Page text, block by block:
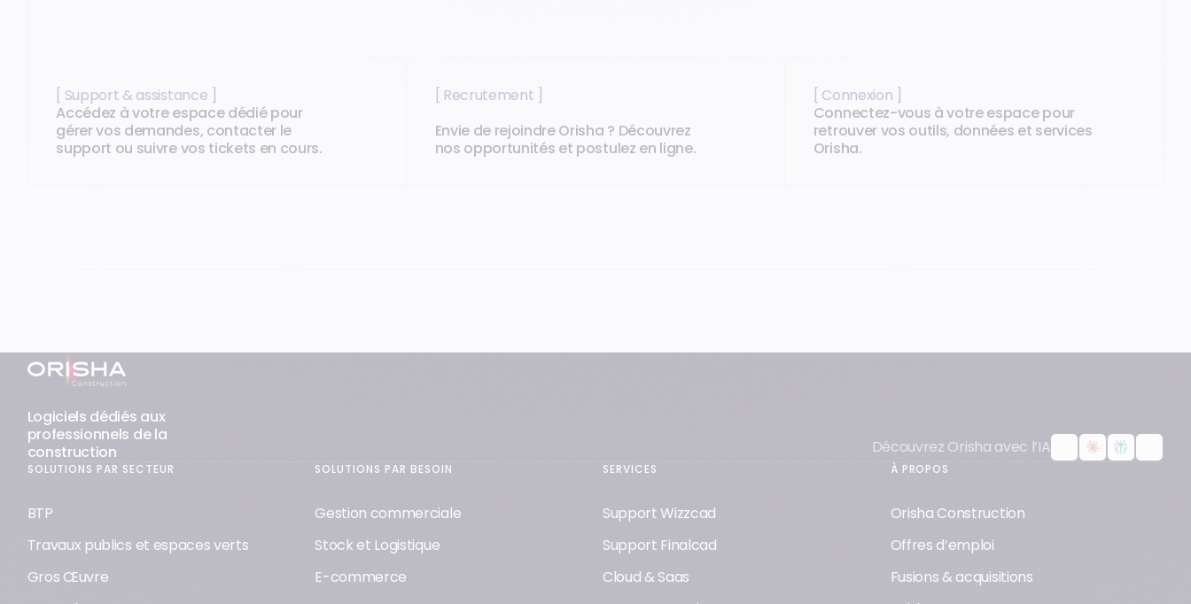
[ Support & assistance ]
Accédez à votre espace dédié pour
gérer vos demandes, contacter le
support ou suivre vos tickets en cours.
[ Recrutement ]
Envie de rejoindre Orisha ? Découvrez
nos opportunités et postulez en ligne.
[ Connexion ]
Connectez-vous à votre espace pour
retrouver vos outils, données et services
Orisha.
Pied-de-page
Logiciels dédiés aux
professionnels de la
construction
Découvrez Orisha avec l’IA
SOLUTIONS PAR SECTEUR
BTP
Travaux publics et espaces verts
Gros Œuvre
SOLUTIONS PAR BESOIN
Gestion commerciale
Stock et Logistique
E-commerce
SERVICES
Support Wizzcad
Support Finalcad
Cloud & Saas
À PROPOS
Orisha Construction
Offres d’emploi
Fusions & acquisitions